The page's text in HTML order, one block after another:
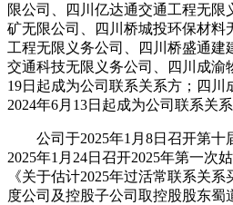
限公司、四川亿达通交通工程无
矿无限公司、四川桥城投环保材料
工程无限义务公司、四川桥盛通建
交通科技无限义务公司、四川成渝
19日起成为公司联系关系方；四川
2024年6月13日起成为公司联系关系
公司于2025年1月8日召开第十
2025年1月24日召开2025年第一次
《关于估计2025年过活常联系关
度公司及控股子公司取控股股东